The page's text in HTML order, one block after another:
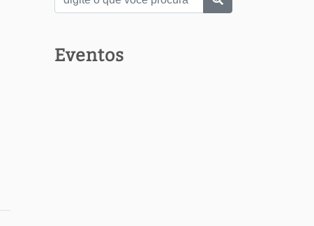
Eventos